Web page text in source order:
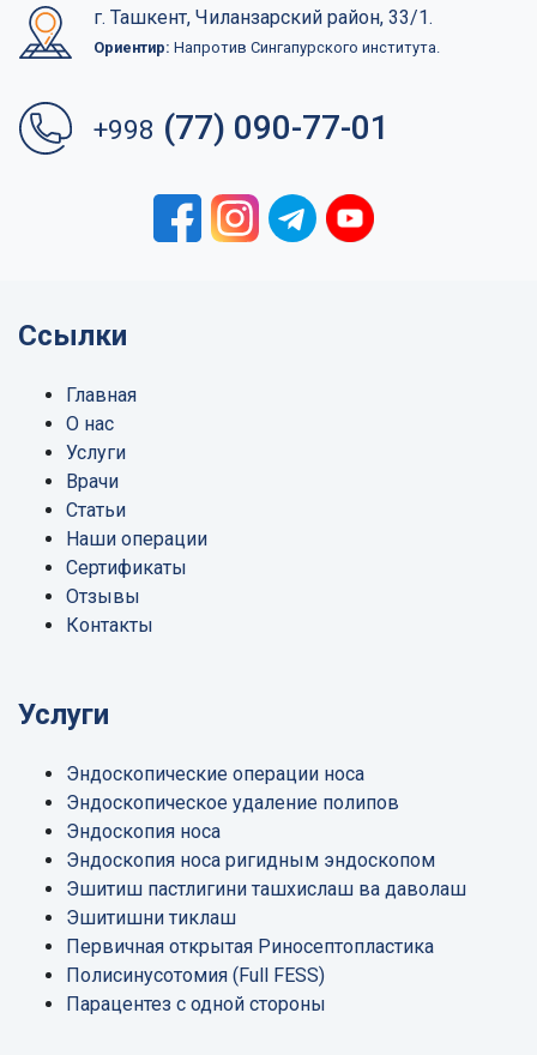
г. Ташкент, Чиланзарский район, 33/1.
Ориентир: Напротив Сингапурского института.
+998 (77) 090-77-01
Ссылки
Главная
О нас
Услуги
Врачи
Статьи
Наши операции
Сертификаты
Отзывы
Контакты
Услуги
Эндоскопические операции носа
Эндоскопическое удаление полипов
Эндоскопия носа
Эндоскопия носа ригидным эндоскопом
Эшитиш пастлигини ташхислаш ва даволаш
Эшитишни тиклаш
Первичная открытая Риносептопластика
Полисинусотомия (Full FESS)
Парацентез с одной стороны